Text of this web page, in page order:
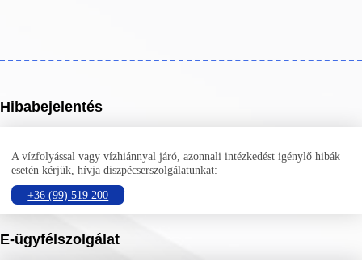
Hibabejelentés
A vízfolyással vagy vízhiánnyal járó, azonnali intézkedést igénylő hibák
esetén kérjük, hívja diszpécserszolgálatunkat:
+36 (99) 519 200
E-ügyfélszolgálat